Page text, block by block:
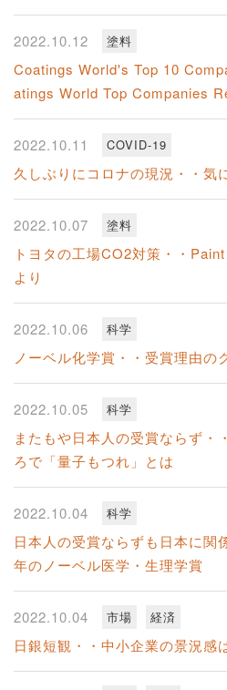
2022.10.12 塗料
Coatings World's Top 10
atings World Top Companies
2022.10.11 COVID-19
久しぶりにコロナの現況・・気
2022.10.07 塗料
トヨタの工場CO2対策・・
より
2022.10.06 科学
ノーベル化学賞・・受賞理由の
2022.10.05 科学
またもや日本人の受賞ならず・
ろで「量子もつれ」とは
2022.10.04 科学
日本人の受賞ならずも日本に関
年のノーベル医学・生理学賞
2022.10.04 市場 経済
日銀短観・・中小企業の景況感